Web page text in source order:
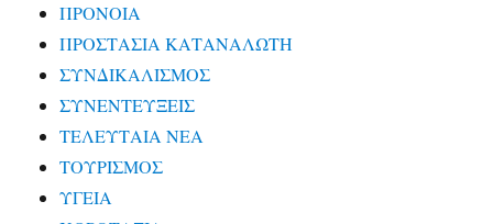
ΠΡΟΝΟΙΑ
ΠΡΟΣΤΑΣΙΑ ΚΑΤΑΝΑΛΩΤΗ
ΣΥΝΔΙΚΑΛΙΣΜΟΣ
ΣΥΝΕΝΤΕΥΞΕΙΣ
ΤΕΛΕΥΤΑΙΑ ΝΕΑ
ΤΟΥΡΙΣΜΟΣ
ΥΓΕΙΑ